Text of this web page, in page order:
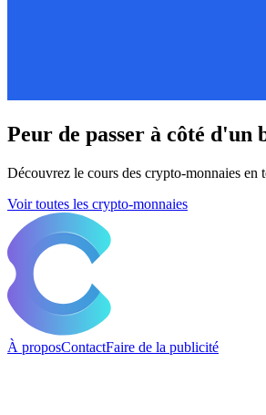
Peur de passer à côté d'un
Découvrez le cours des crypto-monnaies en
Voir toutes les crypto-monnaies
À proposContactFaire de la publicité